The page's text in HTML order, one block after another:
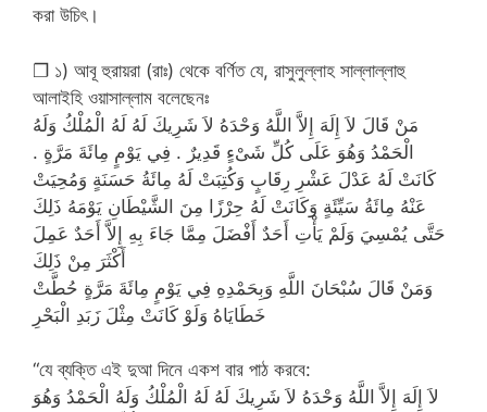
করা উচিৎ।
❐ ১) আবূ হুরায়রা (রাঃ) থেকে বর্ণিত যে, রাসুলুল্লাহ সাল্লাল্লাহু
আলাইহি ওয়াসাল্লাম বলেছেনঃ
مَنْ قَالَ لاَ إِلَهَ إِلاَّ اللَّهُ وَحْدَهُ لاَ شَرِيكَ لَهُ لَهُ الْمُلْكُ وَلَهُ
الْحَمْدُ وَهُوَ عَلَى كُلِّ شَىْءٍ قَدِيرٌ ‏.‏ فِي يَوْمٍ مِائَةَ مَرَّةٍ ‏.‏
كَانَتْ لَهُ عَدْلَ عَشْرِ رِقَابٍ وَكُتِبَتْ لَهُ مِائَةُ حَسَنَةٍ وَمُحِيَتْ
عَنْهُ مِائَةُ سَيِّئَةٍ وَكَانَتْ لَهُ حِرْزًا مِنَ الشَّيْطَانِ يَوْمَهُ ذَلِكَ
حَتَّى يُمْسِيَ وَلَمْ يَأْتِ أَحَدٌ أَفْضَلَ مِمَّا جَاءَ بِهِ إِلاَّ أَحَدٌ عَمِلَ
أَكْثَرَ مِنْ ذَلِكَ
وَمَنْ قَالَ سُبْحَانَ اللَّهِ وَبِحَمْدِهِ فِي يَوْمٍ مِائَةَ مَرَّةٍ حُطَّتْ
خَطَايَاهُ وَلَوْ كَانَتْ مِثْلَ زَبَدِ الْبَحْرِ
“যে ব্যক্তি এই দুআ দিনে একশ বার পাঠ করবে:
لاَ إِلَهَ إِلاَّ اللَّهُ وَحْدَهُ لاَ شَرِيكَ لَهُ لَهُ الْمُلْكُ وَلَهُ الْحَمْدُ وَهُوَ